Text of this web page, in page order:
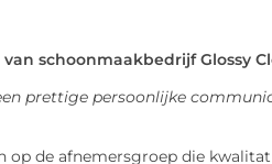
schoonmaakbedrijf Glossy
prettige persoonlijke
op de afnemersgroep die